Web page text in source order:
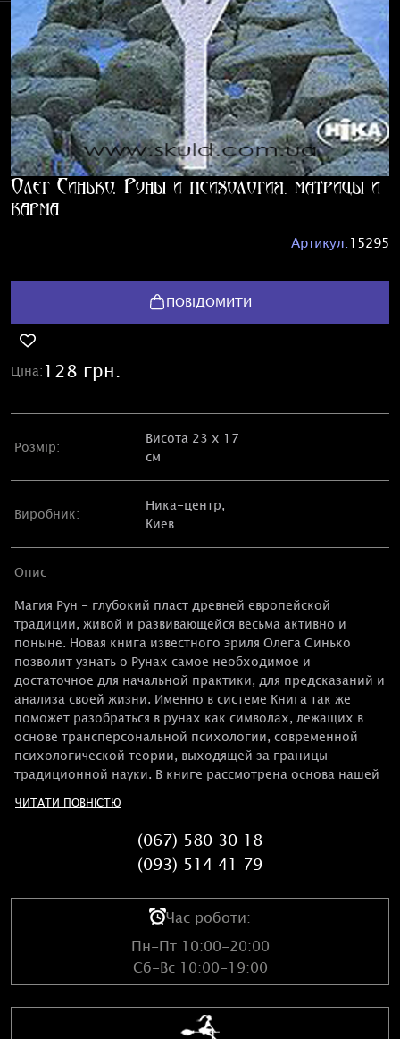
Олег Синько. Руны и психология: матрицы и
карма
Артикул:15295
ПОВІДОМИТИ
Ціна: 128 грн.
Розмір:
Висота 23 х 17
см
Виробник:
Ника-центр,
Киев
Опис
Магия Рун - глубокий пласт древней европейской
традиции, живой и развивающейся весьма активно и
поныне. Новая книга известного эриля Олега Синько
позволит узнать о Рунах самое необходимое и
достаточное для начальной практики, для предсказаний и
анализа своей жизни. Именно в системе Книга так же
поможет разобраться в рунах как символах, лежащих в
основе трансперсональной психологии, современной
психологической теории, выходящей за границы
традиционной науки. В книге рассмотрена основа нашей
связи с развитием человека. Рассчитана на широкий круг
читателей, интересующихся различными системами
предсказаний, поскольку приведенные методики имеют
несложный и безопасный для неподготовленного
ЧИТАТИ ПОВНІСТЮ
(067) 580 30 18
(093) 514 41 79
Час роботи:
Пн-Пт 10:00-20:00
Сб-Вс 10:00-19:00